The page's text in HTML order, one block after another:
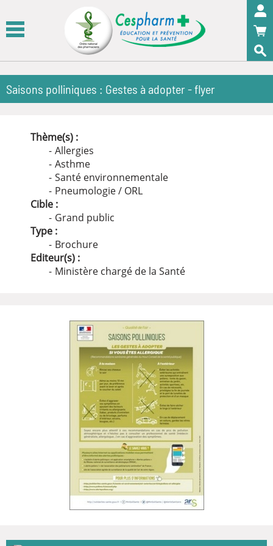
Saisons polliniques : Gestes à adopter - flyer
Thème(s) :
Allergies
Asthme
Santé environnementale
Pneumologie / ORL
Cible :
Grand public
Type :
Brochure
Editeur(s) :
Ministère chargé de la Santé